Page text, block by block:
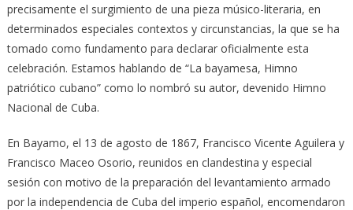
precisamente el surgimiento de una pieza músico-literaria, en
determinados especiales contextos y circunstancias, la que se ha
tomado como fundamento para declarar oficialmente esta
celebración. Estamos hablando de “La bayamesa, Himno
patriótico cubano” como lo nombró su autor, devenido Himno
Nacional de Cuba.
En Bayamo, el 13 de agosto de 1867, Francisco Vicente Aguilera y
Francisco Maceo Osorio, reunidos en clandestina y especial
sesión con motivo de la preparación del levantamiento armado
por la independencia de Cuba del imperio español, encomendaron